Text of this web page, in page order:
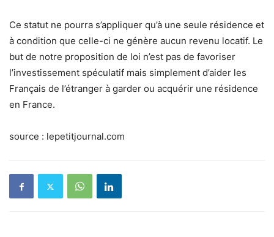
Ce statut ne pourra s’appliquer qu’à une seule résidence et
à condition que celle-ci ne génère aucun revenu locatif. Le
but de notre proposition de loi n’est pas de favoriser
l’investissement spéculatif mais simplement d’aider les
Français de l’étranger à garder ou acquérir une résidence
en France.
source : lepetitjournal.com